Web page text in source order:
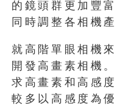
的鏡頭群更加豐
同時調整各相機
就高階單眼相機
開發高畫素相機
求高畫素和高感
較多以高感度為